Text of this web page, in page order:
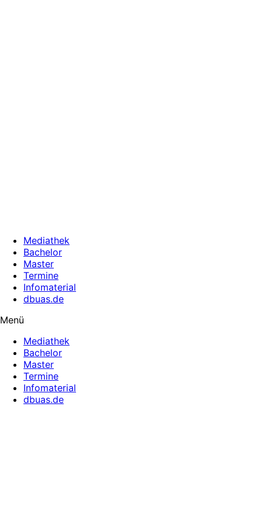
Mediathek
Bachelor
Master
Termine
Infomaterial
dbuas.de
Menü
Mediathek
Bachelor
Master
Termine
Infomaterial
dbuas.de